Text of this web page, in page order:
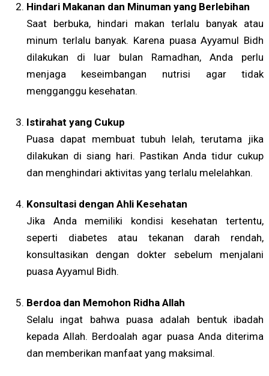
Hindari Makanan dan Minuman yang Berlebihan
Saat berbuka, hindari makan terlalu banyak atau
minum terlalu banyak. Karena puasa Ayyamul Bidh
dilakukan di luar bulan Ramadhan, Anda perlu
menjaga keseimbangan nutrisi agar tidak
mengganggu kesehatan.
Istirahat yang Cukup
Puasa dapat membuat tubuh lelah, terutama jika
dilakukan di siang hari. Pastikan Anda tidur cukup
dan menghindari aktivitas yang terlalu melelahkan.
Konsultasi dengan Ahli Kesehatan
Jika Anda memiliki kondisi kesehatan tertentu,
seperti diabetes atau tekanan darah rendah,
konsultasikan dengan dokter sebelum menjalani
puasa Ayyamul Bidh.
Berdoa dan Memohon Ridha Allah
Selalu ingat bahwa puasa adalah bentuk ibadah
kepada Allah. Berdoalah agar puasa Anda diterima
dan memberikan manfaat yang maksimal.